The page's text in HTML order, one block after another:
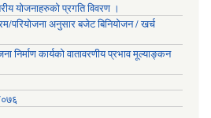
योजनाहरुको प्रगति विवरण ।
परियोजना अनुसार बजेट बिनियोजन / खर्च
निर्माण कार्यको वातावरणीय प्रभाव मूल्याङ्कन